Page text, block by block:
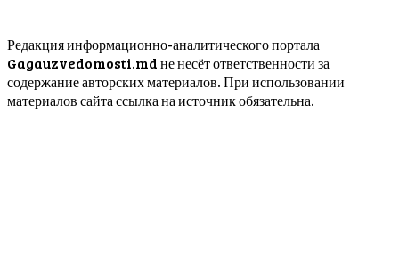
Редакция информационно-аналитического портала
Gagauzvedomosti.md не несёт ответственности за
содержание авторских материалов. При использовании
материалов сайта ссылка на источник обязательна.